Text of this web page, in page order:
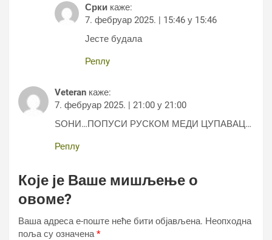
Срки каже:
7. фебруар 2025. | 15:46 у 15:46
Јесте будала
Реплy
Veteran каже:
7. фебруар 2025. | 21:00 у 21:00
ЅОНИ…ПОПУСИ РУСКОМ МЕДИ ЦУПАВАЦ…
Реплy
Које је Ваше мишљење о
овоме?
Ваша адреса е-поште неће бити објављена. Неопходна
поља су означена*